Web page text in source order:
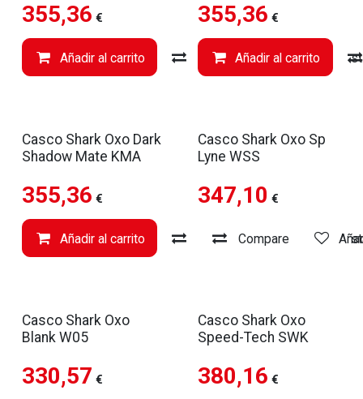
355,36 €
Añadir al carrito Compare Añadir a
355,36 €
Añadir al carrito
Casco Shark Oxo Dark
Shadow Mate KMA
355,36 €
Añadir al carrito Compare Añadir a
Casco Shark Oxo Sp
Lyne WSS
347,10 €
Compare
Casco Shark Oxo
Blank W05
330,57 €
Casco Shark Oxo
Speed-Tech SWK
380,16 €